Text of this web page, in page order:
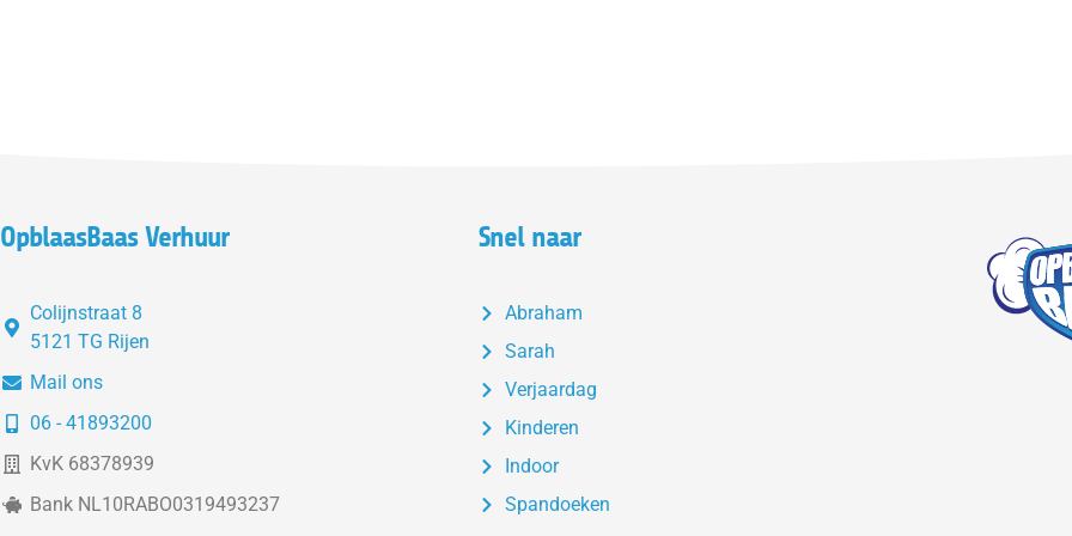
OpblaasBaas Verhuur
Colijnstraat 8
5121 TG Rijen
Mail ons
06 - 41893200
KvK 68378939
Bank NL10RABO0319493237
Snel naar
Abraham
Sarah
Verjaardag
Kinderen
Indoor
Spandoeken